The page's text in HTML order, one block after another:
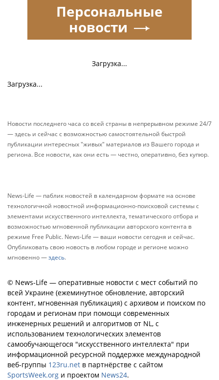
Загрузка...
Загрузка...
Персональные
новости
Новости последнего часа со всей страны в непрерывном режиме 24/7
— здесь и сейчас с возможностью самостоятельной быстрой
публикации интересных "живых" материалов из Вашего города и
региона. Все новости, как они есть — честно, оперативно, без купюр.
News-Life — паблик новостей в календарном формате на основе
технологичной новостной информационно-поисковой системы с
элементами искусственного интеллекта, тематического отбора и
возможностью мгновенной публикации авторского контента в
режиме Free Public. News-Life — ваши новости сегодня и сейчас.
Опубликовать свою новость в любом городе и регионе можно
мгновенно —здесь.
© News-Life — оперативные новости с мест событий по
всей Украине (ежеминутное обновление, авторский
контент, мгновенная публикация) с архивом и поиском по
городам и регионам при помощи современных
инженерных решений и алгоритмов от NL, с
использованием технологических элементов
самообучающегося "искусственного интеллекта" при
информационной ресурсной поддержке международной
веб-группы 123ru.net в партнёрстве с сайтом
SportsWeek.org и проектом News24.